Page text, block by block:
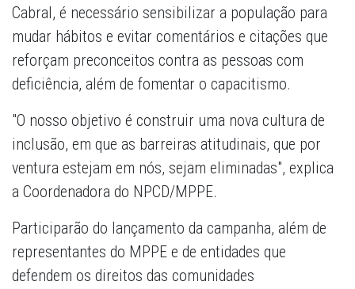
Cabral, é necessário sensibilizar a população para
mudar hábitos e evitar comentários e citações que
reforçam preconceitos contra as pessoas com
deficiência, além de fomentar o capacitismo.
"O nosso objetivo é construir uma nova cultura de
inclusão, em que as barreiras atitudinais, que por
ventura estejam em nós, sejam eliminadas", explica
a Coordenadora do NPCD/MPPE.
Participarão do lançamento da campanha, além de
representantes do MPPE e de entidades que
defendem os direitos das comunidades